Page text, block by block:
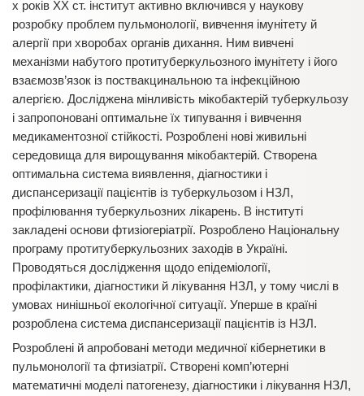
х років ХХ ст. інститут активно включився у наукову
розробку проблем пульмонології, вивчення імунітету й
алергії при хворобах органів дихання. Ним вивчені
механізми набутого протитуберкульозного імунітету і його
взаємозв’язок із поствакцинальною та інфекційною
алергією. Досліджена мінливість мікобактерій туберкульозу
і запропоновані оптимальне їх типування і вивчення
медикаментозної стійкості. Розроблені нові живильні
середовища для вирощування мікобактерій. Створена
оптимальна система виявлення, діагностики і
диспансеризації пацієнтів із туберкульозом і НЗЛ,
профілювання туберкульозних лікарень. В інституті
закладені основи фтизіогеріатрії. Розроблено Національну
програму протитуберкульозних заходів в Україні.
Проводяться дослідження щодо епідеміології,
профілактики, діагностики й лікування НЗЛ, у тому числі в
умовах нинішньої екологічної ситуації. Уперше в країні
розроблена система диспансеризації пацієнтів із НЗЛ.
Розроблені й апробовані методи медичної кібернетики в
пульмонології та фтизіатрії. Створені комп’ютерні
математичні моделі патогенезу, діагностики і лікування НЗЛ,